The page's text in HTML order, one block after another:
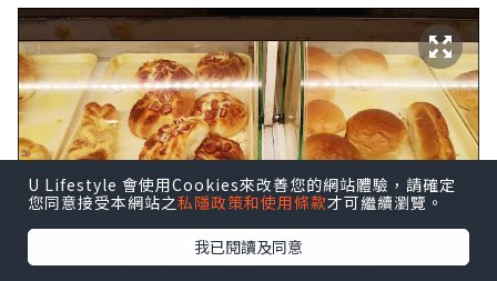
U Lifestyle 會使用Cookies來改善您的網站體驗，請確定
您同意接受本網站之私隱政策和使用條款才可繼續瀏覽。
我已閱讀及同意